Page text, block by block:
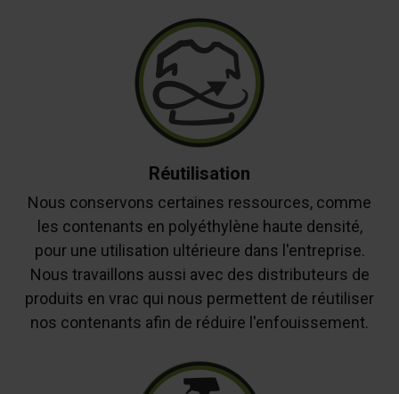
Réutilisation
Nous conservons certaines ressources, comme
les contenants en polyéthylène haute densité,
pour une utilisation ultérieure dans l'entreprise.
Nous travaillons aussi avec des distributeurs de
produits en vrac qui nous permettent de réutiliser
nos contenants afin de réduire l'enfouissement.